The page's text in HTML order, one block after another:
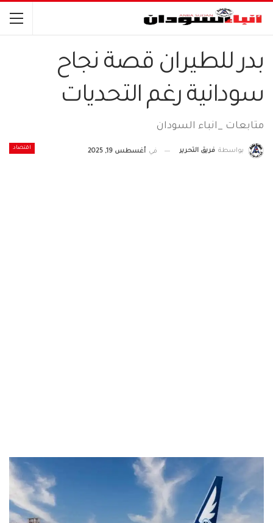
بدر للطيران قصة نجاح
سودانية رغم التحديات
متابعات _انباء السودان
اقتصاد بواسطة فريق التحرير في أغسطس 19, 2025